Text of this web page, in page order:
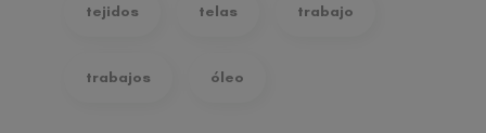
tejidos telas trabajo
trabajos óleo